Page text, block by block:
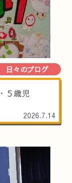
日々のブログ
５歳児
2026.7.14